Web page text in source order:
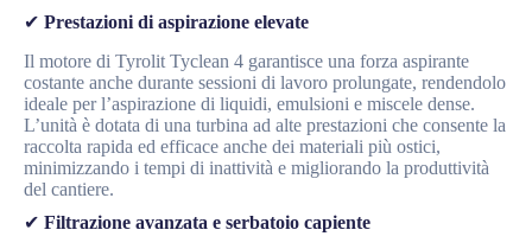
✔ Prestazioni di aspirazione elevate
Il motore di Tyrolit Tyclean 4 garantisce una forza aspirante
costante anche durante sessioni di lavoro prolungate, rendendolo
ideale per l’aspirazione di liquidi, emulsioni e miscele dense.
L’unità è dotata di una turbina ad alte prestazioni che consente la
raccolta rapida ed efficace anche dei materiali più ostici,
minimizzando i tempi di inattività e migliorando la produttività
del cantiere.
✔ Filtrazione avanzata e serbatoio capiente